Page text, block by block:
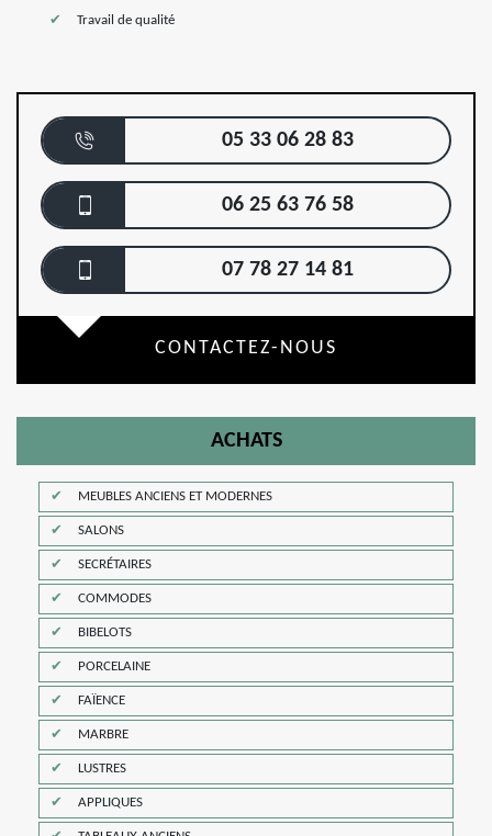
Travail de qualité
05 33 06 28 83
06 25 63 76 58
07 78 27 14 81
CONTACTEZ-NOUS
ACHATS
MEUBLES ANCIENS ET MODERNES
SALONS
SECRÉTAIRES
COMMODES
BIBELOTS
PORCELAINE
FAÏENCE
MARBRE
LUSTRES
APPLIQUES